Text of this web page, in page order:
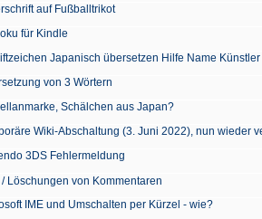
auf Fußballtrikot
für Kindle
Japanisch übersetzen Hilfe Name
von 3 Wörtern
Schälchen aus Japan?
Wiki-Abschaltung (3. Juni 2022), nun wieder
3DS Fehlermeldung
/ Löschungen von Kommentaren
IME und Umschalten per Kürzel - wie?